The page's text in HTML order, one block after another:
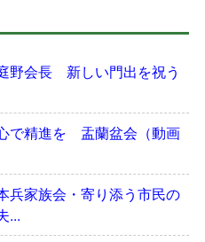
野会長 新しい門出を祝う
で精進を 盂蘭盆会（動画
兵家族会・寄り添う市民の
...